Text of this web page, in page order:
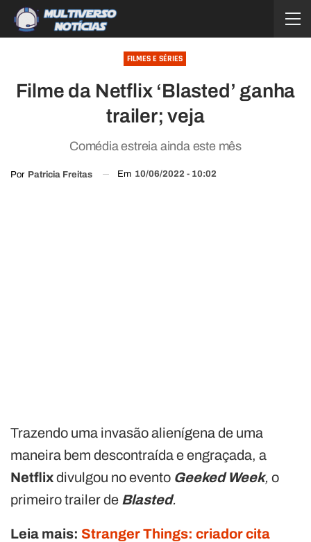
FILMES E SÉRIES
Filme da Netflix ‘Blasted’ ganha
trailer; veja
Comédia estreia ainda este mês
Por Patricia Freitas Em 10/06/2022 - 10:02
Trazendo uma invasão alienígena de uma
maneira bem descontraída e engraçada, a
Netflixdivulgou no evento Geeked Week, o
primeiro trailer de Blasted.
Leia mais: Stranger Things: criador cita